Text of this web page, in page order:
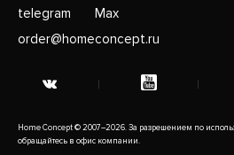
telegram
Max
order@homeconcept.ru
Home Concept © 2007–2026. За разрешением по
обращайтесь в офис компании.